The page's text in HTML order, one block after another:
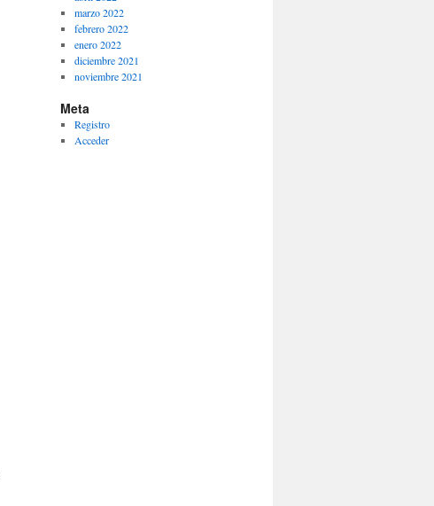
marzo 2022
febrero 2022
enero 2022
diciembre 2021
noviembre 2021
Meta
Registro
Acceder